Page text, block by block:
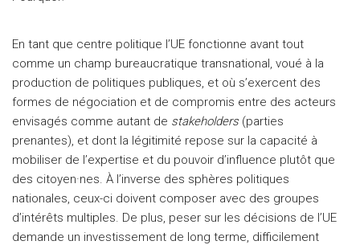
En tant que centre politique l’UE fonctionne avant tout
comme un champ bureaucratique transnational, voué à la
production de politiques publiques, et où s’exercent des
formes de négociation et de compromis entre des acteurs
envisagés comme autant de stakeholders(parties
prenantes), et dont la légitimité repose sur la capacité à
mobiliser de l’expertise et du pouvoir d’influence plutôt que
des citoyen·nes. À l’inverse des sphères politiques
nationales, ceux-ci doivent composer avec des groupes
d’intérêts multiples. De plus, peser sur les décisions de l’UE
demande un investissement de long terme, difficilement